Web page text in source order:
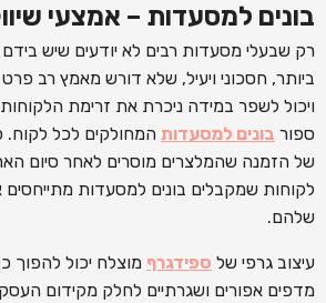
בונים למסעדות – אמצעי
רק שבעלי מסעדות רבים לא יודעים שיש
ביותר, חסכוני ויעיל, שלא דורש מאמץ רב
ויכול לשפר במידה ניכרת את זרימת
ספור בונים למסעדות המחולקים לכל לקוח.
של הזמנה שהמלצרים מוסרים לאחר סיום
לקוחות שמקבלים בונים למסעדות
שלהם.
עיצוב גרפי של ספידגרף מוצלח יכול להפוך
מדפים אפורים ושגרתיים לחלק מקידום